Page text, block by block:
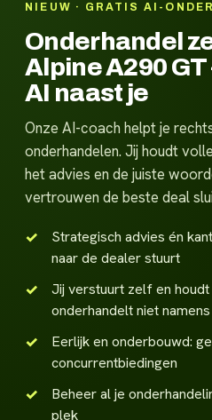
NIEUW · GRATIS AI-
Onderhandel
Alpine A290
AI naast je
Onze AI-coach helpt je
onderhandelen. Jij houdt
het advies en de juiste
vertrouwen de beste deal
Strategisch advies én
naar de dealer stuurt
Jij verstuurt zelf en
onderhandelt niet
Eerlijk en onderbouwd:
concurrentbiedingen
Beheer al je
plek